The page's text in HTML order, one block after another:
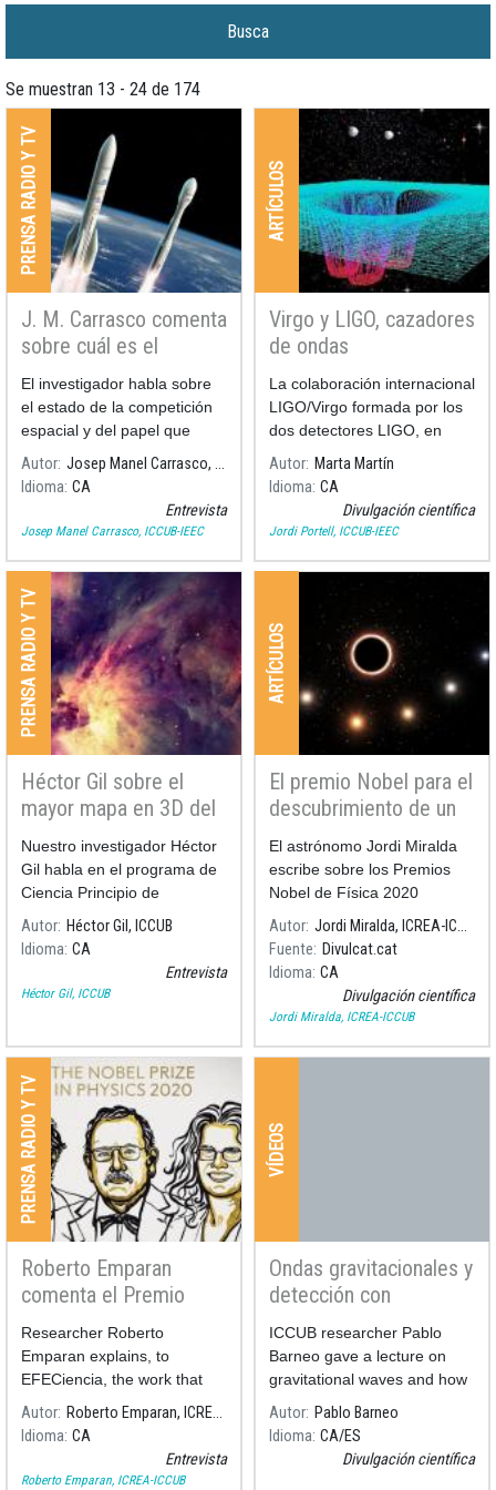
Se muestran 13 - 24 de 174
PRENSA RADIO Y TV
J. M. Carrasco comenta
sobre cuál es el
horizonte de la ESA en
la investigación
espacial
El investigador habla sobre
el estado de la competición
espacial y del papel que
tiene
Autor
Josep Manel Carrasco, ICCUB-IEEC
Idioma CA
Entrevista
Josep Manel Carrasco, ICCUB-IEEC
ARTÍCULOS
Virgo y LIGO, cazadores
de ondas
gravitacionales
La colaboración internacional
LIGO/Virgo formada por los
dos detectores LIGO, en
Estados Unidos, y Virgo, en
Europa, lidera la detección y
descubrimiento de ondas
gravitacionales.
Autor Marta Martín
Idioma CA
Divulgación científica
Jordi Portell, ICCUB-IEEC
PRENSA RADIO Y TV
Héctor Gil sobre el
mayor mapa en 3D del
Universo
Nuestro investigador Héctor
Gil habla en el programa de
Ciencia Principio de
incertidumbre de canal
extremadura radio sobre el
mayor mapa en 3D del
Universo.
Autor Héctor Gil, ICCUB
Idioma CA
Entrevista
Héctor Gil, ICCUB
ARTÍCULOS
El premio Nobel para el
descubrimiento de un
gran agujero en el
centro de la Via Láctea
El astrónomo Jordi Miralda
escribe sobre los Premios
Nobel de Física 2020
Autor
Jordi Miralda, ICREA-ICCUB
Fuente Divulcat.cat
Idioma CA
Divulgación científica
Jordi Miralda, ICREA-ICCUB
PRENSA RADIO Y TV
Roberto Emparan
comenta el Premio
Nobel en Física 2020
Researcher Roberto
Emparan explains, to
EFECiencia, the work that
has led to the 2020 Nobel
Prize in Physics.
Autor
Roberto Emparan, ICREA-ICCUB
Idioma CA
Entrevista
Roberto Emparan, ICREA-ICCUB
VÍDEOS
Ondas gravitacionales y
detección con
interferómetro láser
ICCUB researcher Pablo
Barneo gave a lecture on
gravitational waves and how
they are detected with laser
interferometers.
Autor Pablo Barneo
Idioma CA ES
Divulgación científica